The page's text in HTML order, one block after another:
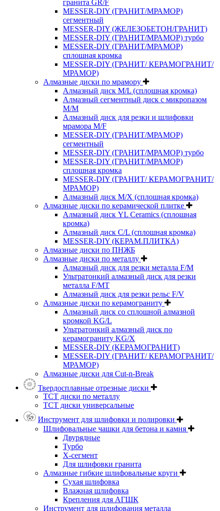
гранита GR/F
MESSER-DIY (ГРАНИТ/МРАМОР)
сегментный
MESSER-DIY (ЖЕЛЕЗОБЕТОН/ГРАНИТ)
MESSER-DIY (ГРАНИТ/МРАМОР) турбо
MESSER-DIY (ГРАНИТ/МРАМОР)
сплошная кромка
MESSER-DIY (ГРАНИТ/ КЕРАМОГРАНИТ/
МРАМОР)
Алмазные диски по мрамору
Алмазный диск M/L (сплошная кромка)
Алмазный сегментный диск с микропазом
M/M
Алмазный диск для резки и шлифовки
мрамора M/F
MESSER-DIY (ГРАНИТ/МРАМОР)
сегментный
MESSER-DIY (ГРАНИТ/МРАМОР) турбо
MESSER-DIY (ГРАНИТ/МРАМОР)
сплошная кромка
MESSER-DIY (ГРАНИТ/ КЕРАМОГРАНИТ/
МРАМОР)
Алмазный диск M/X (сплошная кромка)
Алмазные диски по керамической плитке
Алмазный диск YL Ceramics (сплошная
кромка)
Алмазный диск C/L (сплошная кромка)
MESSER-DIY (КЕРАМ.ПЛИТКА)
Алмазные диски по ПНЖБ
Алмазные диски по металлу
Алмазный диск для резки металла F/M
Ультратонкий алмазный диск для резки
металла F/MT
Алмазный диск для резки рельс F/V
Алмазные диски по керамограниту
Алмазный диск со сплошной алмазной
кромкой KG/L
Ультратонкий алмазный диск по
керамограниту KG/X
MESSER-DIY (КЕРАМОГРАНИТ)
MESSER-DIY (ГРАНИТ/ КЕРАМОГРАНИТ/
МРАМОР)
Алмазные диски для Cut-n-Break
Твердосплавные отрезные диски
ТСТ диски по металлу
ТСТ диски универсальные
Инструмент для шлифовки и полировки
Шлифовальные чашки для бетона и камня
Двурядные
Турбо
Х-сегмент
Для шлифовки гранита
Алмазные гибкие шлифовальные круги
Cухая шлифовка
Влажная шлифовка
Крепления для АГШК
Инструмент для шлифования металла